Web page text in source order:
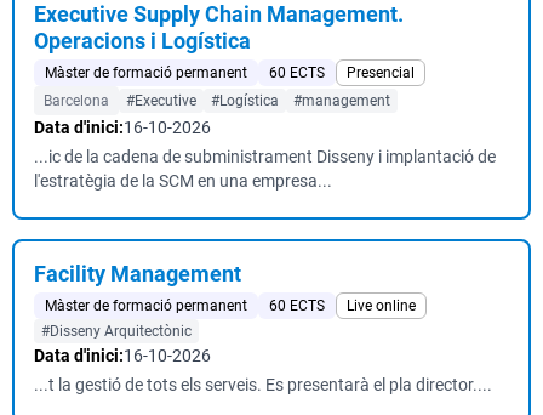
Executive Supply Chain Management.
Operacions i Logística
Màster de formació permanent 60 ECTS
Presencial
Barcelona
#Executive #Logística #management
Data d'inici:16-10-2026
...ic de la cadena de subministrament Disseny i implantació de
l'estratègia de la SCM en una empresa...
Facility Management
Màster de formació permanent 60 ECTS
Live online
#Disseny Arquitectònic
Data d'inici:16-10-2026
...t la gestió de tots els serveis. Es presentarà el pla director....